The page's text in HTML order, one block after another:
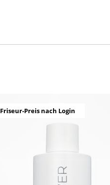
Friseur-Preis nach Login